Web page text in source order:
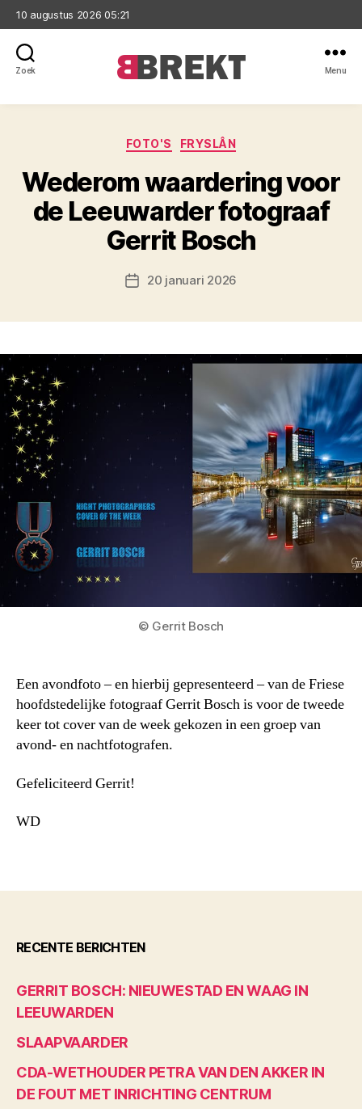
10 augustus 2026 05:21
Zoek Menu
Categorieën
FOTO'S FRYSLÂN
Wederom waardering voor
de Leeuwarder fotograaf
Gerrit Bosch
Berichtdatum
20 januari 2026
© Gerrit Bosch
Een avondfoto – en hierbij gepresenteerd – van de Friese
hoofdstedelijke fotograaf Gerrit Bosch is voor de tweede
keer tot cover van de week gekozen in een groep van
avond- en nachtfotografen.
Gefeliciteerd Gerrit!
WD
RECENTE BERICHTEN
GERRIT BOSCH: NIEUWESTAD EN WAAG IN
LEEUWARDEN
SLAAPVAARDER
CDA-WETHOUDER PETRA VAN DEN AKKER IN
DE FOUT MET INRICHTING CENTRUM